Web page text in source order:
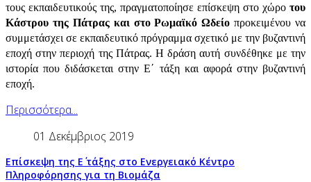
τους εκπαιδευτικούς της, πραγματοποίησε επίσκεψη στο χώρο του
Κάστρου της Πάτρας και στο Ρωμαϊκό Ωδείο προκειμένου να
συμμετάσχει σε εκπαιδευτικό πρόγραμμα σχετικό με την βυζαντινή
εποχή στην περιοχή της Πάτρας. Η δράση αυτή συνδέθηκε με την
ιστορία που διδάσκεται στην Ε΄ τάξη και αφορά στην βυζαντινή
εποχή.
Περισσότερα...
01 Δεκέμβριος 2019
Επίσκεψη της Ε΄ τάξης στο Ενεργειακό Κέντρο
Πληροφόρησης για τη Βιομάζα